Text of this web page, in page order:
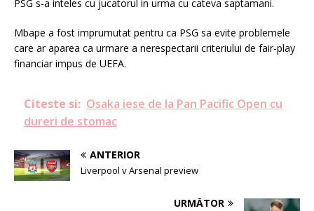
PSG s-a inteles cu jucatorul in urma cu cateva saptamani.
Mbape a fost imprumutat pentru ca PSG sa evite problemele
care ar aparea ca urmare a nerespectarii criteriului de fair-play
financiar impus de UEFA.
Citeste si: Osaka iese de la Pan Pacific Open cu
dureri de stomac
ANTERIOR
Liverpool v Arsenal preview
URMĂTOR